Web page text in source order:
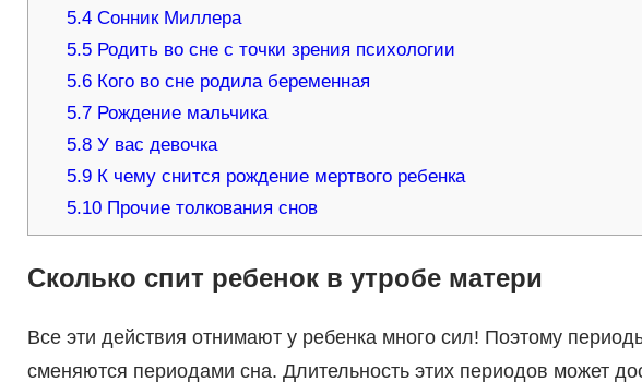
5.4 Сонник Миллера
5.5 Родить во сне с точки зрения психологии
5.6 Кого во сне родила беременная
5.7 Рождение мальчика
5.8 У вас девочка
5.9 К чему снится рождение мертвого ребенка
5.10 Прочие толкования снов
Сколько спит ребенок в утробе матери
Все эти действия отнимают у ребенка много сил! Поэтому
сменяются периодами сна. Длительность этих периодов может